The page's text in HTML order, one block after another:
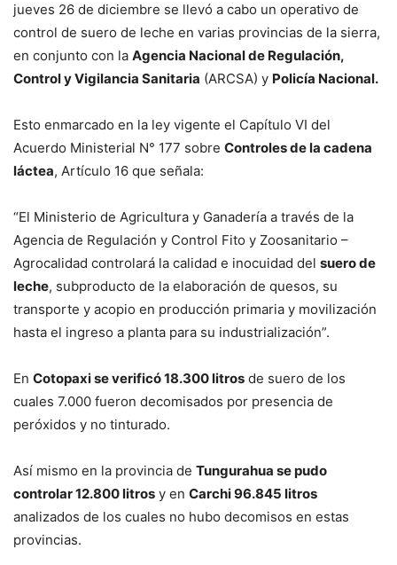
jueves 26 de diciembre se llevó a cabo un operativo de
control de suero de leche en varias provincias de la sierra,
en conjunto con la Agencia Nacional de Regulación,
Control y Vigilancia Sanitaria (ARCSA) y Policía Nacional.
Esto enmarcado en la ley vigente el Capítulo VI del
Acuerdo Ministerial N° 177 sobre Controles de la cadena
láctea, Artículo 16 que señala:
“El Ministerio de Agricultura y Ganadería a través de la
Agencia de Regulación y Control Fito y Zoosanitario –
Agrocalidad controlará la calidad e inocuidad del suero de
leche, subproducto de la elaboración de quesos, su
transporte y acopio en producción primaria y movilización
hasta el ingreso a planta para su industrialización”.
En Cotopaxi se verificó 18.300 litros de suero de los
cuales 7.000 fueron decomisados por presencia de
peróxidos y no tinturado.
Así mismo en la provincia de Tungurahua se pudo
controlar 12.800 litros y en Carchi 96.845 litros
analizados de los cuales no hubo decomisos en estas
provincias.